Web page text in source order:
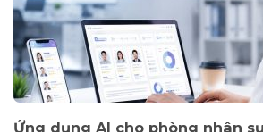
Ứng dụng AI cho phòng nhân